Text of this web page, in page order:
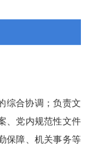
综合协调；负责文
、党内规范性文件
保障、机关事务等